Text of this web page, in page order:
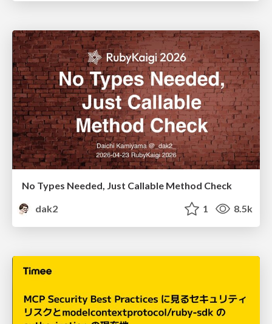
No Types Needed, Just Callable Method Check
dak2
1 8.5k